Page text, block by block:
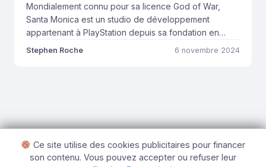
Mondialement connu pour sa licence God of War,
Santa Monica est un studio de développement
appartenant à PlayStation depuis sa fondation en
1999. Particulièrement appréciée et réputée depuis
Stephen Roche 6 novembre 2024
Ce site utilise des cookies publicitaires pour financer
son contenu. Vous pouvez accepter ou refuser leur